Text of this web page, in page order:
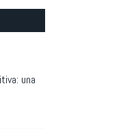
una